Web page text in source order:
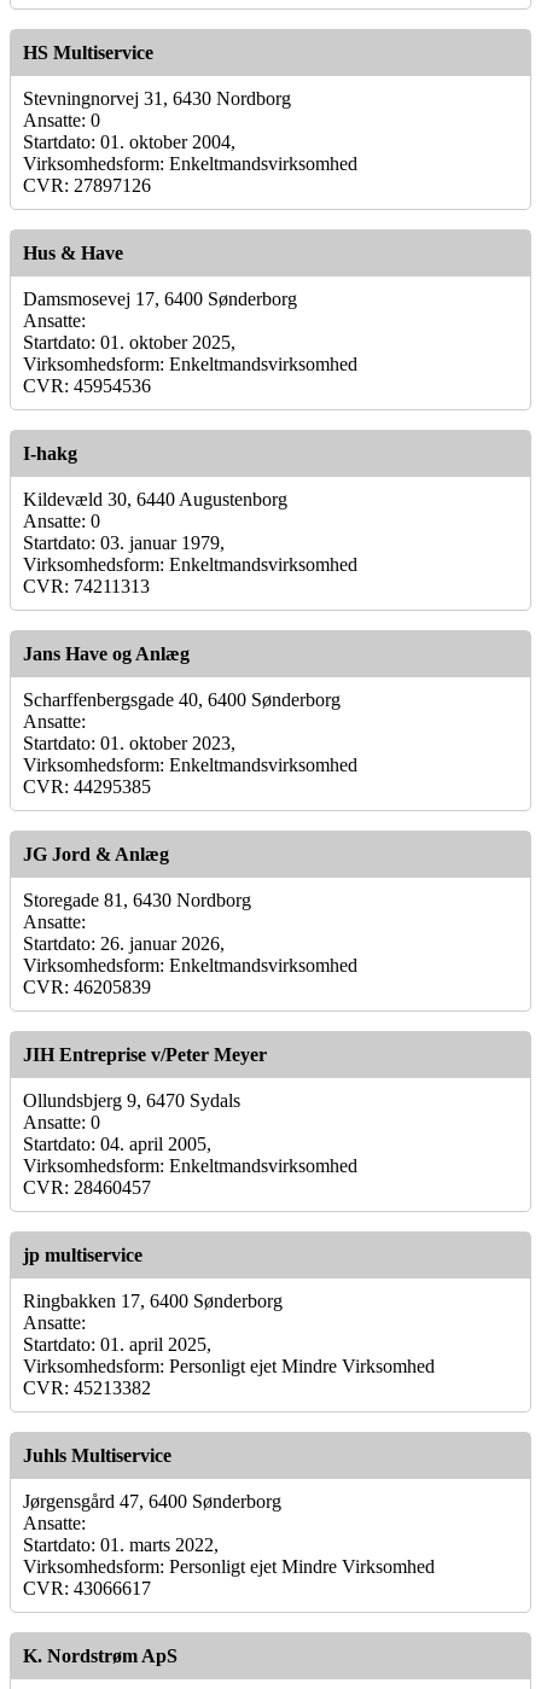
HS Multiservice
Stevningnorvej 31, 6430 Nordborg
Ansatte: 0
Startdato: 01. oktober 2004,
Virksomhedsform: Enkeltmandsvirksomhed
CVR: 27897126
Hus & Have
Damsmosevej 17, 6400 Sønderborg
Ansatte:
Startdato: 01. oktober 2025,
Virksomhedsform: Enkeltmandsvirksomhed
CVR: 45954536
I-hakg
Kildevæld 30, 6440 Augustenborg
Ansatte: 0
Startdato: 03. januar 1979,
Virksomhedsform: Enkeltmandsvirksomhed
CVR: 74211313
Jans Have og Anlæg
Scharffenbergsgade 40, 6400 Sønderborg
Ansatte:
Startdato: 01. oktober 2023,
Virksomhedsform: Enkeltmandsvirksomhed
CVR: 44295385
JG Jord & Anlæg
Storegade 81, 6430 Nordborg
Ansatte:
Startdato: 26. januar 2026,
Virksomhedsform: Enkeltmandsvirksomhed
CVR: 46205839
JIH Entreprise v/Peter Meyer
Ollundsbjerg 9, 6470 Sydals
Ansatte: 0
Startdato: 04. april 2005,
Virksomhedsform: Enkeltmandsvirksomhed
CVR: 28460457
jp multiservice
Ringbakken 17, 6400 Sønderborg
Ansatte:
Startdato: 01. april 2025,
Virksomhedsform: Personligt ejet Mindre Virksomhed
CVR: 45213382
Juhls Multiservice
Jørgensgård 47, 6400 Sønderborg
Ansatte:
Startdato: 01. marts 2022,
Virksomhedsform: Personligt ejet Mindre Virksomhed
CVR: 43066617
K. Nordstrøm ApS